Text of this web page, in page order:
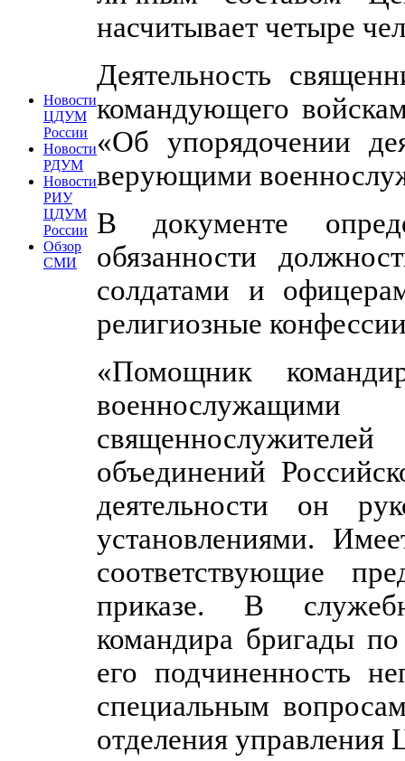
Новости
ЦДУМ
России
Новости
РДУМ
Новости
РИУ
ЦДУМ
России
Обзор
СМИ
насчитывает четыре
Деятельность
командующего
«Об упорядочении
верующими
В документе
обязанности
солдатами и
религиозные
«Помощник
объединений
деятельности он
установлениями.
соответствующие
приказе. В
командира бригады
его подчиненность
специальным
отделения